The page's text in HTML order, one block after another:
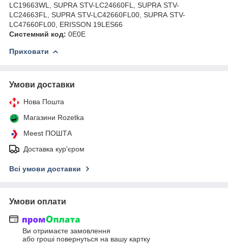
LC19663WL, SUPRA STV-LC24660FL, SUPRA STV-
LC24663FL, SUPRA STV-LC42660FL00, SUPRA STV-
LC47660FL00, ERISSON 19LES66
Системний код: 0E0E
Приховати
Умови доставки
Нова Пошта
Магазини Rozetka
Meest ПОШТА
Доставка кур'єром
Всі умови доставки
Умови оплати
Ви отримаєте замовлення
або гроші повернуться на вашу картку